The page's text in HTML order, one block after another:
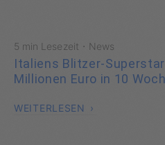
5 min Lesezeit · News
Italiens Blitzer-
Millionen Euro in 10
WEITERLESEN